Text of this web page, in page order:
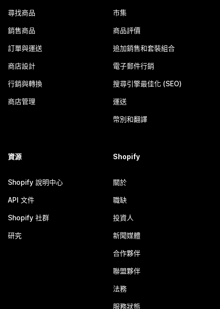
尋找商品
銷售商品
訂單與運送
商店設計
行銷與轉換
商店管理
市集
商品評價
追加銷售和套裝組合
電子郵件行銷
搜尋引擎最佳化 (SEO)
運送
幣別和翻譯
資源
Shopify 說明中心
API 文件
Shopify 社群
研究
Shopify
關於
職缺
投資人
新聞媒體
合作夥伴
聯盟夥伴
法務
服務狀態